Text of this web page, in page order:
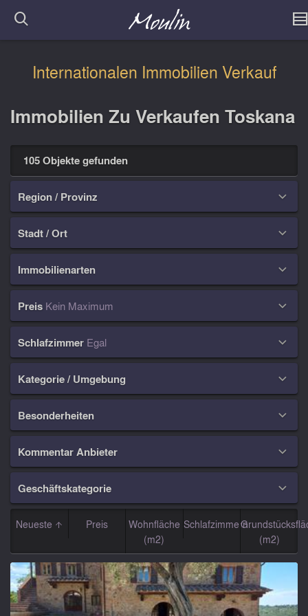
Internationalen Immobilien Verkauf
Immobilien Zu Verkaufen Toskana
105 Objekte gefunden
Region / Provinz 
Stadt / Ort 
Immobilienarten 
Preis Kein Maximum 
Schlafzimmer Egal 
Kategorie / Umgebung 
Besonderheiten 
Kommentar Anbieter 
Geschäftskategorie 
Neueste Preis
Wohnfläche
(m2)
Schlafzimmern
(m2)